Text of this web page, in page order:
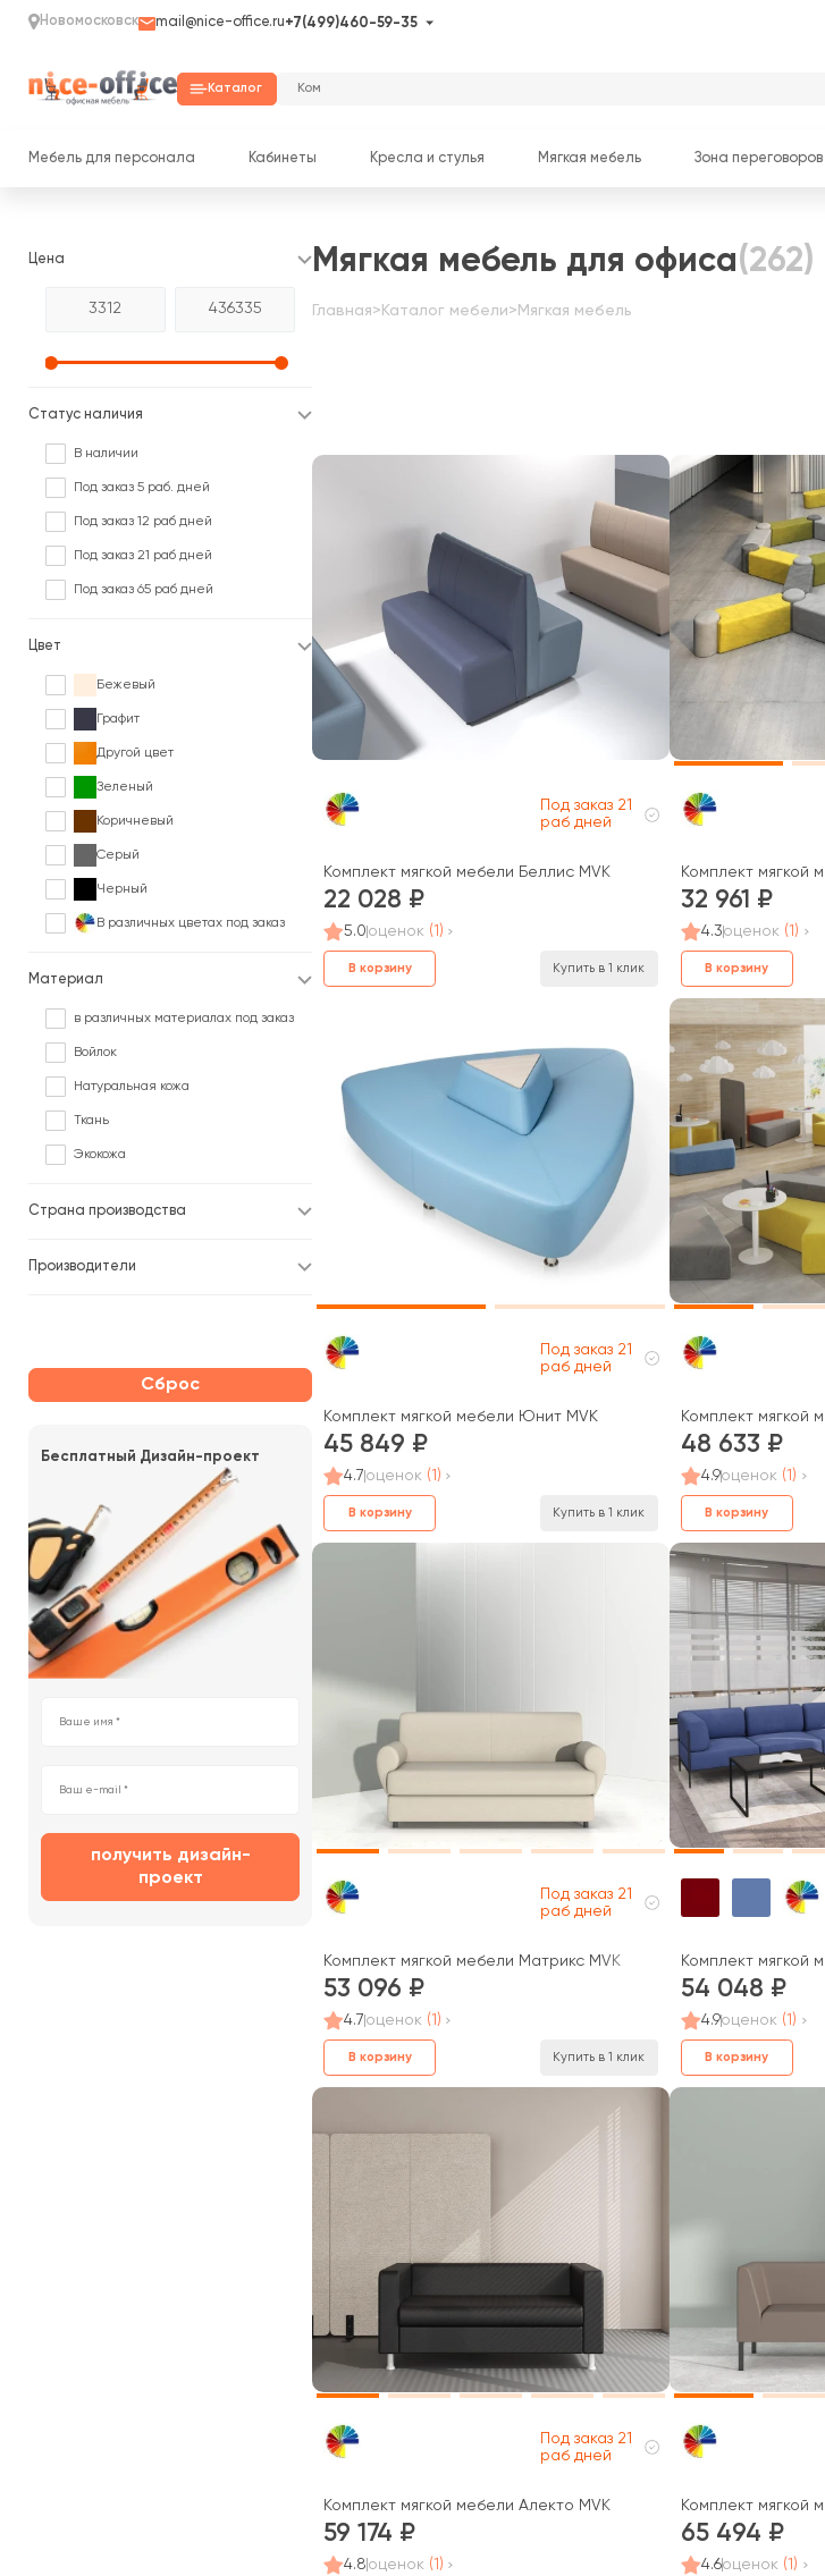
Новомосковск mail@nice-office.ru+7(499)460-59-35
Каталог
Мебель для персонала Кабинеты Кресла и стулья Мягкая мебель Зона переговоров
Цена
Статус наличия
В наличии
Под заказ 5 раб. дней
Под заказ 12 раб дней
Под заказ 21 раб дней
Под заказ 65 раб дней
Цвет
Бежевый
Графит
Другой цвет
Зеленый
Коричневый
Серый
Черный
В различных цветах под заказ
Материал
в различных материалах под заказ
Войлок
Натуральная кожа
Ткань
Экокожа
Страна производства
Производители
Сброс
Бесплатный Дизайн-проект
получить дизайн-
проект
Мягкая мебель для офиса(262)
Главная> Каталог мебели> Мягкая мебель
Под заказ 21
раб дней
Комплект мягкой мебели Беллис MVK
22 028
5.0оценок (1)
В корзину Купить в 1 клик
Комплект мягкой
32 961
4.3оценок (1)
В корзину
Под заказ 21
раб дней
Комплект мягкой мебели Юнит MVK
45 849
4.7оценок (1)
В корзину Купить в 1 клик
Комплект мягкой
48 633
4.9оценок (1)
В корзину
Под заказ 21
раб дней
Комплект мягкой мебели Матрикс MVK
53 096
4.7оценок (1)
В корзину Купить в 1 клик
Комплект мягкой
54 048
4.9оценок (1)
В корзину
Под заказ 21
раб дней
Комплект мягкой мебели Алекто MVK
59 174
4.8 оценок (1)
Комплект мягкой
65 494
4.6оценок (1)